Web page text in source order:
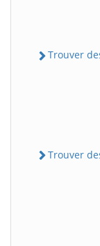
Trouver
Trouver